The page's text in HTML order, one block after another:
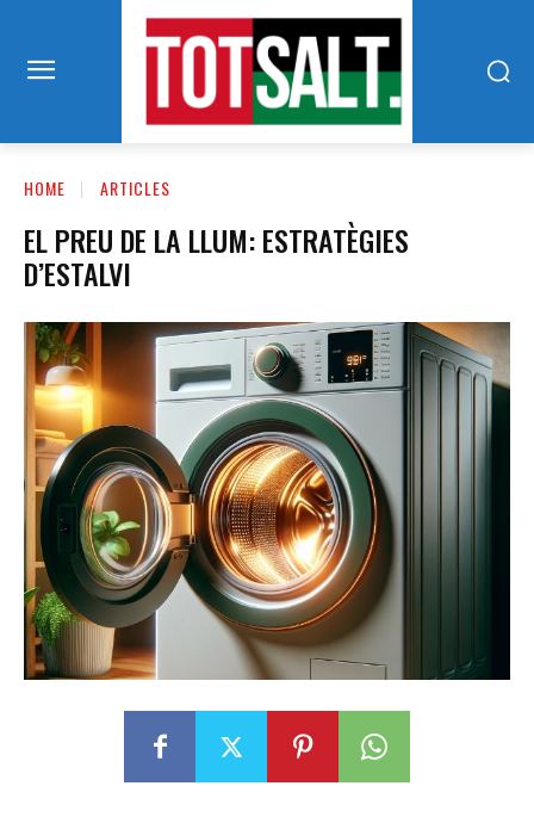
HOME ARTICLES
EL PREU DE LA LLUM: ESTRATÈGIES
D’ESTALVI